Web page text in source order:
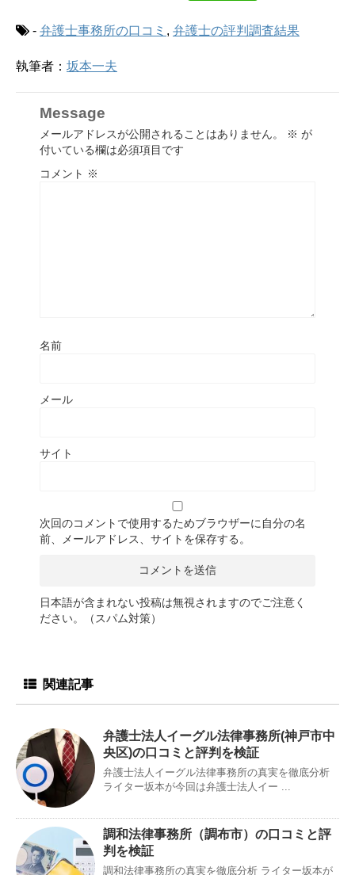
- 弁護士事務所の口コミ , 弁護士の評判調査結果
執筆者： 坂本一夫
Message
メールアドレスが公開されることはありません。 ※ が
付いている欄は必須項目です
コメント ※
名前
メール
サイト
次回のコメントで使用するためブラウザーに自分の名
前、メールアドレス、サイトを保存する。
日本語が含まれない投稿は無視されますのでご注意く
ださい。（スパム対策）
関連記事
弁護士法人イーグル法律事務所(神戸市中
央区)の口コミと評判を検証
弁護士法人イーグル法律事務所の真実を徹底分析
ライター坂本が今回は弁護士法人イー ...
調和法律事務所（調布市）の口コミと評
判を検証
調和法律事務所の真実を徹底分析 ライター坂本が